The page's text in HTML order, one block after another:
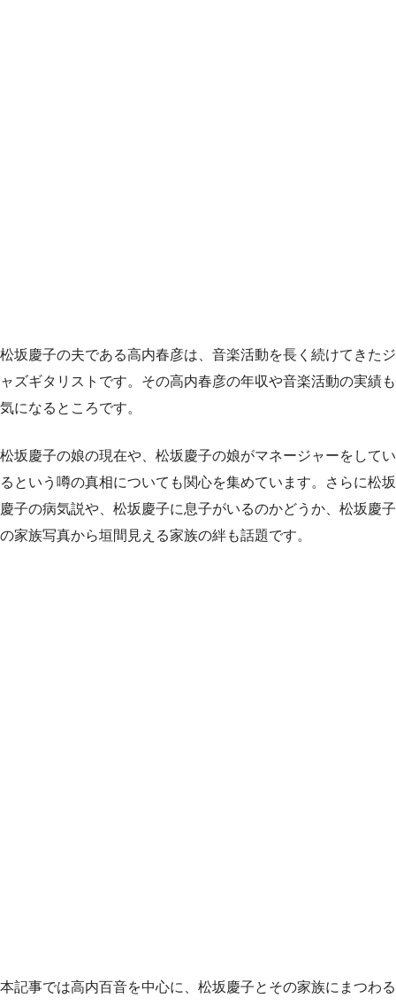
松坂慶子の夫である高内春彦は、音楽活動を長く続けてきたジ
ャズギタリストです。その高内春彦の年収や音楽活動の実績も
気になるところです。
松坂慶子の娘の現在や、松坂慶子の娘がマネージャーをしてい
るという噂の真相についても関心を集めています。さらに松坂
慶子の病気説や、松坂慶子に息子がいるのかどうか、松坂慶子
の家族写真から垣間見える家族の絆も話題です。
本記事では高内百音を中心に、松坂慶子とその家族にまつわる